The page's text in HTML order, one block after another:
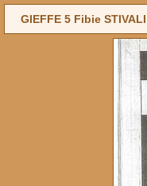
GIEFFE 5 Fibie